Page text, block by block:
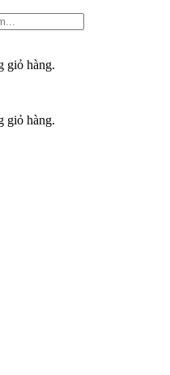
giỏ hàng.
giỏ hàng.